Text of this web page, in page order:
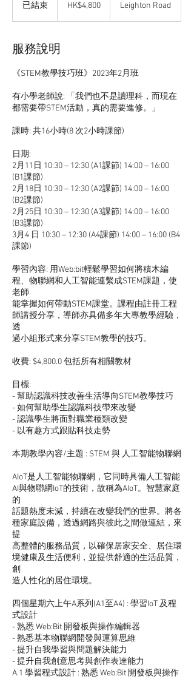
已結束 HK$4,800 Leighton Road
服務說明
《STEM教學技巧班》2023年2月班
有小學老師說: 「我們也不是讀理科，而現在
都需要帶STEM活動，真的需要進修。」
課時: 共16小時(8 次2小時課節)
日期:
2月11日 10:30 – 12:30 (A1課節) 14:00 – 16:00
(B1課節)
2月18日 10:30 – 12:30 (A2課節) 14:00 – 16:00
(B2課節)
2月25日 10:30 – 12:30 (A3課節) 14:00 – 16:00
(B3課節)
3月4 日 10:30 – 12:30 (A4課節) 14:00 – 16:00 (B4
課節)
學習內容: 用Web:bit輕鬆學習如何將積木編
程、物聯網和人工智能連繫成STEM課題，使
老師
能掌握如何帶動STEM課堂。課程由註冊工程
師講授分享，導師亦具備多年大專教學經驗，
透
過小組形式來分享STEM教學的技巧。
收費: $4,800.0 包括所有相關教材
目標:
- 幫助認識科技改善生活導向STEM教學技巧
- 如何幫助學生認識科技帶來改變
- 認識學生將面對職業種類改變
- 以有趣方式跟貼科技走勢
本期教學內容/主題 : STEM 與 人工智能物聯網
AIoT是人工智能物聯網，它同時具備人工智能
AI與物聯網IoT的技術，故稱為AIoT。智慧家庭
的
話題熱度未減，持續在改變我們的世界。將各
種家庭設備，透過網路與彼此之間做連結，來
提
高整體的服務品質，以確保居家安全、居住環
境健康及生活便利，並提供舒適的生活品質，
創
造人性化的居住環境。
四個星期六上午A系列(A1至A4) : 學習IoT 及程
式設計
- 熟悉 Web:Bit 開發板與操作編輯器
- 熟悉基本物聯網開發與運算思維
- 提升自我學習與問題解決能力
- 提升自我創意思考與創作表達能力
A.1 學習程式設計 : 熟悉 Web:Bit 開發板與操作